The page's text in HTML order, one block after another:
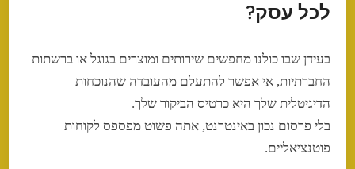
לכל עסק?
בעידן שבו כולנו מחפשים שירותים ומוצרים בגוגל או ברשתות
החברתיות, אי אפשר להתעלם מהעובדה שהנוכחות
הדיגיטלית שלך היא כרטיס הביקור שלך.
בלי פרסום נכון באינטרנט, אתה פשוט מפספס לקוחות
פוטנציאליים.